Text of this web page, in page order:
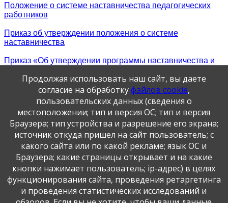
Положение о системе наставничества педагогических
работников
Приказ об утверждении положения о системе
наставничества
Приказ «Об утверждении программы наставничества и
выполнении функции наставничества.»
Дорожная карта (план мероприятий) по реализации
Положения о системе наставничества педагогических
работников ГБДОУ детского сада № 356 Московского
района Санкт-Петербурга
Публикация персональных данных, в том числе
фотографий, производится в соответствии с
Федеральным законом от 27.07.2006 г. № 152-ФЗ " О
персональных данных", с согласия субъекта персональных
данных".
Продолжая использовать наш сайт, вы даете
согласие на обработкуфайлов cookie,
пользовательских данных (сведения о
местоположении; тип и версия ОС; тип и версия
Браузера; тип устройства и разрешение его экрана;
источник откуда пришел на сайт пользователь; с
какого сайта или по какой рекламе; язык ОС и
Браузера; какие страницы открывает и на какие
кнопки нажимает пользователь; ip-адрес) в целях
функционирования сайта, проведения ретаргетинга
и проведения статистических исследований и